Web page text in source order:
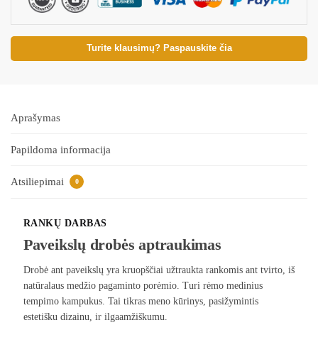
Turite klausimų? Paspauskite čia
Aprašymas
Papildoma informacija
Atsiliepimai 0
RANKŲ DARBAS
Paveikslų drobės aptraukimas
Drobė ant paveikslų yra kruopščiai užtraukta rankomis ant tvirto, iš
natūralaus medžio pagaminto porėmio. Turi rėmo medinius
tempimo kampukus. Tai tikras meno kūrinys, pasižymintis
estetišku dizainu, ir ilgaamžiškumu.